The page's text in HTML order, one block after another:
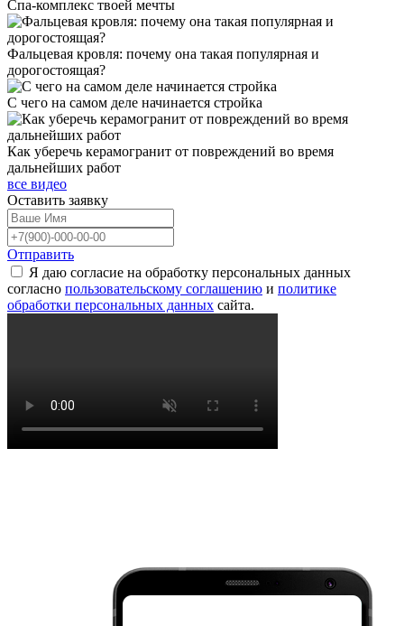
Спа-комплекс твоей мечты
Фальцевая кровля: почему она такая популярная и
дорогостоящая?
С чего на самом деле начинается стройка
Как уберечь керамогранит от повреждений во время
дальнейших работ
все видео
Оставить заявку
Отправить
Я даю согласие на обработку персональных данных
согласно пользовательскому соглашению и политике
обработки персональных данных сайта.